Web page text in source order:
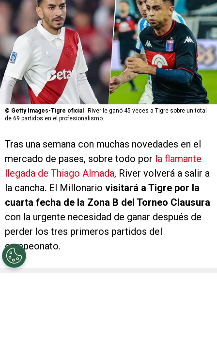
© Getty Images-Tigre oficial
River le ganó 45 veces a Tigre sobre un total
de 69 partidos en el profesionalismo.
Tras una semana con muchas novedades en el
mercado de pases, sobre todo por la flamante
llegada de Thiago Almada, River volverá a salir a
la cancha. El Millonario visitará a Tigre por la
cuarta fecha de la Zona B del Torneo Clausura
con la urgente necesidad de ganar después de
perder los tres primeros partidos del
campeonato.